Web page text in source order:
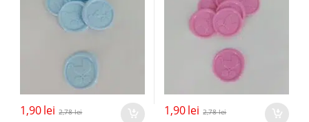
1,90lei 2,78lei 1,90lei 2,78lei